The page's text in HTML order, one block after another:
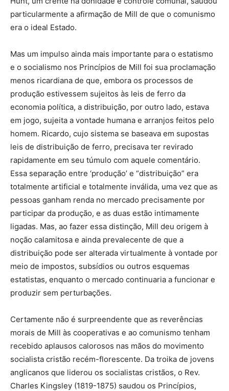
particularmente a afirmação de Mill de que o comunismo
era o ideal Estado.
Mas um impulso ainda mais importante para o estatismo
e o socialismo nos Princípios de Mill foi sua proclamação
menos ricardiana de que, embora os processos de
produção estivessem sujeitos às leis de ferro da
economia política, a distribuição, por outro lado, estava
em jogo, sujeita a vontade humana e arranjos feitos pelo
homem. Ricardo, cujo sistema se baseava em supostas
leis de distribuição de ferro, precisava ter revirado
rapidamente em seu túmulo com aquele comentário.
Essa separação entre ‘produção’ e “distribuição” era
totalmente artificial e totalmente inválida, uma vez que as
pessoas ganham renda no mercado precisamente por
participar da produção, e as duas estão intimamente
ligadas. Mas, ao fazer essa distinção, Mill deu origem à
noção calamitosa e ainda prevalecente de que a
distribuição pode ser alterada virtualmente à vontade por
meio de impostos, subsídios ou outros esquemas
estatistas, enquanto o mercado continuaria a funcionar e
produzir sem perturbações.
Certamente não é surpreendente que as reverências
morais de Mill às cooperativas e ao comunismo tenham
recebido aplausos calorosos nas mãos do movimento
socialista cristão recém-florescente. Da troika de jovens
anglicanos que liderou os socialistas cristãos, o Rev.
Charles Kingsley (1819-1875) saudou os Princípios,